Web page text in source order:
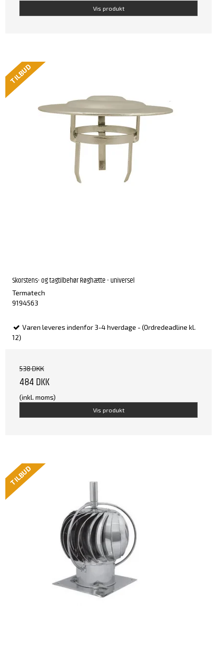
Vis produkt
TILBUD
Skorstens- og tagtilbehør Røghætte - universel
Termatech
9194563
Varen leveres indenfor 3-4 hverdage - (Ordredeadline kl.
12)
538 DKK
484 DKK
(inkl. moms)
Vis produkt
TILBUD